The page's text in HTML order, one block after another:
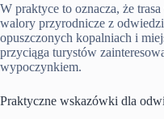
W praktyce to oznacza, że
walory przyrodnicze z
opuszczonych kopalniach i
przyciąga turystów
wypoczynkiem.
Praktyczne wskazówki dla